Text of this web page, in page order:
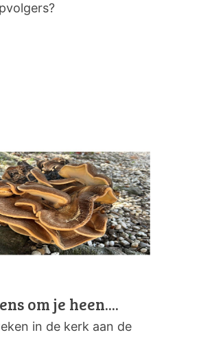
om je heen....
in de kerk aan de